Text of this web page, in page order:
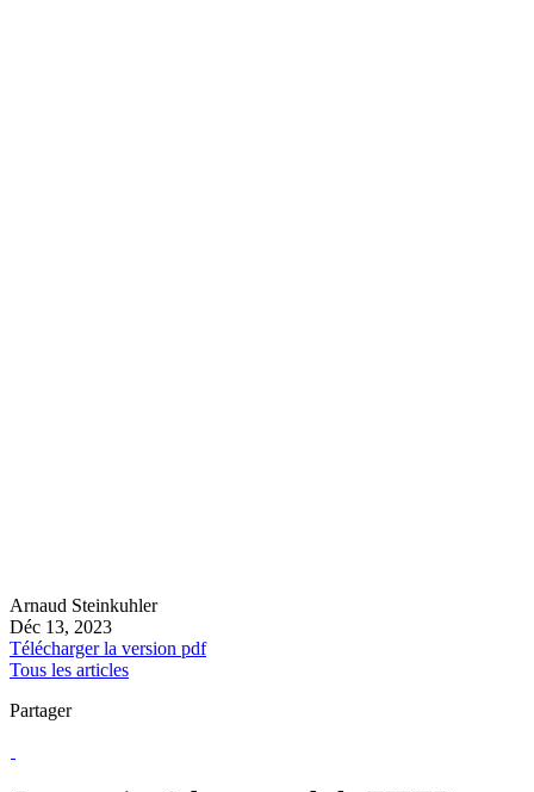
Arnaud Steinkuhler
Déc 13, 2023
Télécharger la version pdf
Tous les articles
Partager